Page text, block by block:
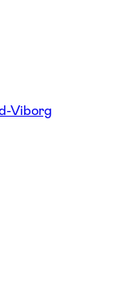
Viborg